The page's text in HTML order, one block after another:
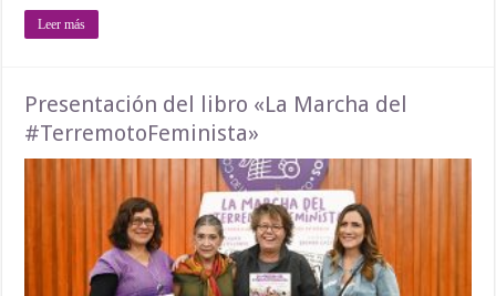
Leer más
Presentación del libro «La Marcha del
#TerremotoFeminista»